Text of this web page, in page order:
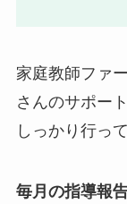
家庭教師ファ
さんのサポー
しっかり行っ
毎月の指導報